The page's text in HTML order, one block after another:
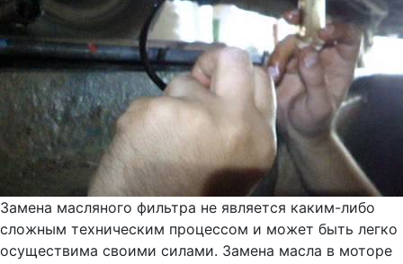
Замена масляного фильтра не является каким-либо
сложным техническим процессом и может быть легко
осуществима своими силами. Замена масла в моторе